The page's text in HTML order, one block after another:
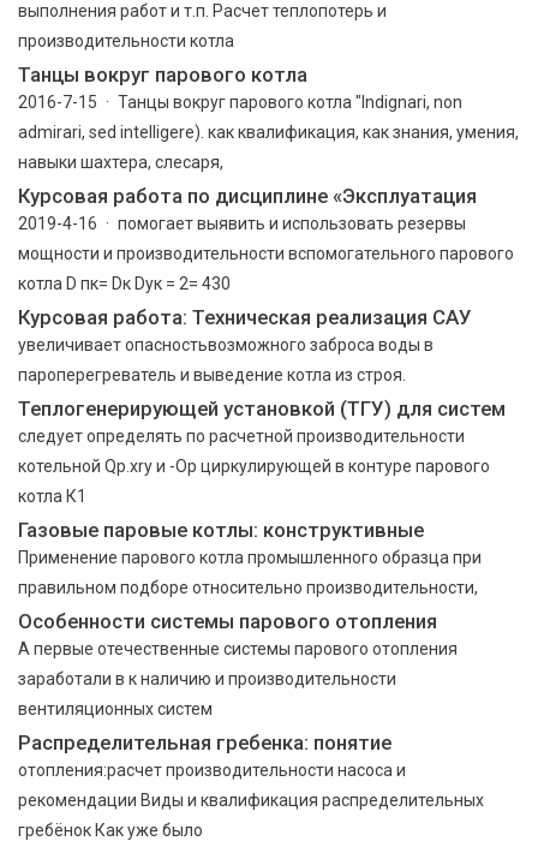
выполнения работ и т.п. Расчет теплопотерь и
производительности котла
Танцы вокруг парового котла
2016-7-15 · Танцы вокруг парового котла "Indignari, non
admirari, sed intelligere). как квалификация, как знания, умения,
навыки шахтера, слесаря,
Курсовая работа по дисциплине «Эксплуатация
2019-4-16 · помогает выявить и использовать резервы
мощности и производительности вспомогательного парового
котла D пк= Dк Dук = 2= 430
Курсовая работа: Техническая реализация САУ
увеличивает опасностьвозможного заброса воды в
пароперегреватель и выведение котла из строя.
Теплогенерирующей установкой (ТГУ) для систем
следует определять по расчетной производительности
котельной Qp.xry и -Ор циркулирующей в контуре парового
котла К1
Газовые паровые котлы: конструктивные
Применение парового котла промышленного образца при
правильном подборе относительно производительности,
Особенности системы парового отопления
А первые отечественные системы парового отопления
заработали в к наличию и производительности
вентиляционных систем
Распределительная гребенка: понятие
отопления:расчет производительности насоса и
рекомендации Виды и квалификация распределительных
гребёнок Как уже было